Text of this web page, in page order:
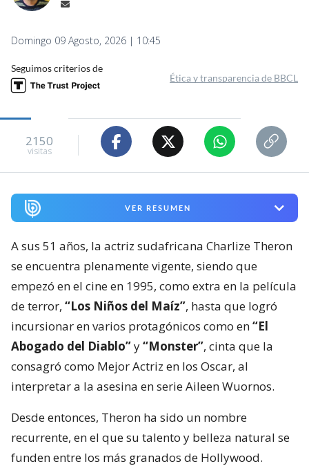
Domingo 09 Agosto, 2026 | 10:45
Seguimos criterios de
Ética y transparencia de BBCL
2150
visitas
VER RESUMEN
A sus 51 años, la actriz sudafricana Charlize Theron
se encuentra plenamente vigente, siendo que
empezó en el cine en 1995, como extra en la película
de terror, “Los Niños del Maíz”, hasta que logró
incursionar en varios protagónicos como en“El
Abogado del Diablo”y“Monster”, cinta que la
consagró como Mejor Actriz en los Oscar, al
interpretar a la asesina en serie Aileen Wuornos.
Desde entonces, Theron ha sido un nombre
recurrente, en el que su talento y belleza natural se
funden entre los más granados de Hollywood.